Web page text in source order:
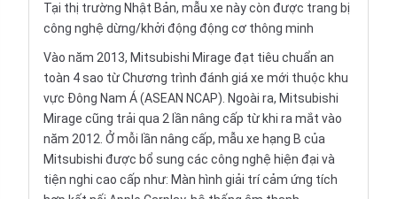
Tại thị trường Nhật Bản, mẫu xe này còn được trang bị
công nghệ dừng/khởi động động cơ thông minh
Vào năm 2013, Mitsubishi Mirage đạt tiêu chuẩn an
toàn 4 sao từ Chương trình đánh giá xe mới thuộc khu
vực Đông Nam Á (ASEAN NCAP). Ngoài ra, Mitsubishi
Mirage cũng trải qua 2 lần nâng cấp từ khi ra mắt vào
năm 2012. Ở mỗi lần nâng cấp, mẫu xe hạng B của
Mitsubishi được bổ sung các công nghệ hiện đại và
tiện nghi cao cấp như: Màn hình giải trí cảm ứng tích